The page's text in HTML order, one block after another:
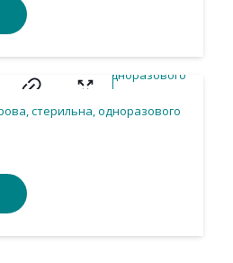
стерильна, одноразового